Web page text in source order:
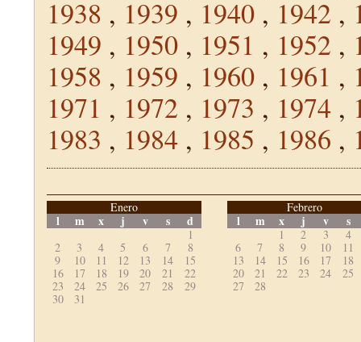
1938 , 1939 , 1940 , 1942 ,
1949 , 1950 , 1951 , 1952 ,
1958 , 1959 , 1960 , 1961 ,
1971 , 1972 , 1973 , 1974 ,
1983 , 1984 , 1985 , 1986 ,
Enero
l m x j v s d
1
2
3 4 5 6 7
8
9
10 11 12 13 14
15
16
17 18 19 20 21
22
23
24 25 26 27 28
29
30
31
Febrero
l m x j v s
1 2 3
4
6
7 8 9 10
11
13
14 15 16 17
18
20
21 22 23 24
25
27
28